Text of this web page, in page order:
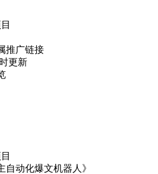
推广链接
更新
自动化爆文机器人》